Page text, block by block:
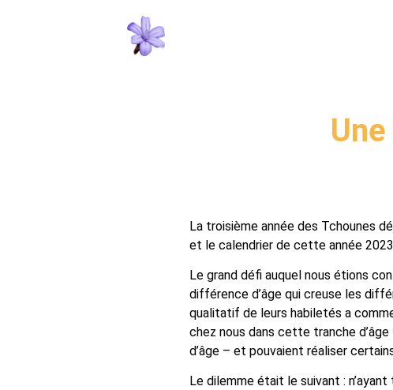
La troisième année des Tchounes
et le calendrier de cette année
Le grand défi auquel nous étions
différence d’âge qui creuse les
qualitatif de leurs habiletés a
chez nous dans cette tranche
d’âge – et pouvaient réaliser
Le dilemme était le suivant :